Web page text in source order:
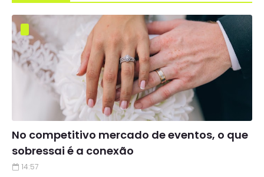
No competitivo mercado de eventos, o que
sobressai é a conexão
14:57